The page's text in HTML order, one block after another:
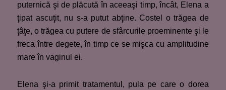
puternică şi de plăcută în aceeaşi timp, încât, Elena a
ţipat ascuţit, nu s-a putut abţine. Costel o trăgea de
ţâţe, o trăgea cu putere de sfârcurile proeminente şi le
freca între degete, în timp ce se mişca cu amplitudine
mare în vaginul ei.
Elena şi-a primit tratamentul, pula pe care o dorea